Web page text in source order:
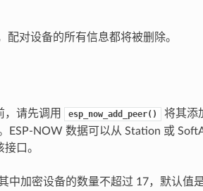
配对设备的所有信息都将被删除。
，请先调用 esp_now_add_peer()
将其添
ESP-NOW 数据可以从 Station 或
口。
中加密设备的数量不超过 17，默认值